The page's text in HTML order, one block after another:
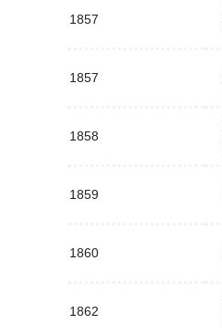
1857
1857
1858
1859
1860
1862